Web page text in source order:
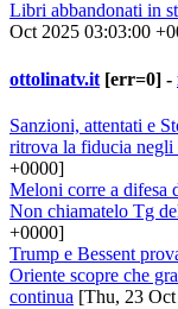
Libri abbandonati in
Oct 2025 03:03:00
ottolinatv.it [err=0] -
Sanzioni, attentati e
ritrova la fiducia
+0000]
Meloni corre a difesa
Non chiamatelo Tg
+0000]
Trump e Bessent
Oriente scopre che
continua [Thu, 23